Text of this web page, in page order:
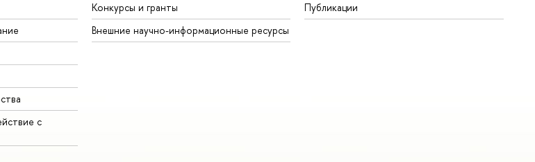
с
Конкурсы и гранты
Внешние научно-информационные ресурсы
Публикации